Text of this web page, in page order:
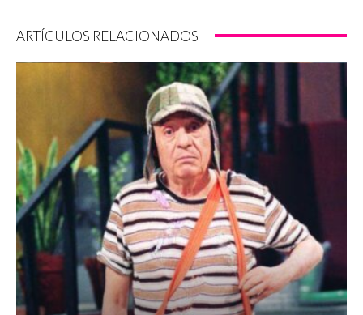
ARTÍCULOS RELACIONADOS